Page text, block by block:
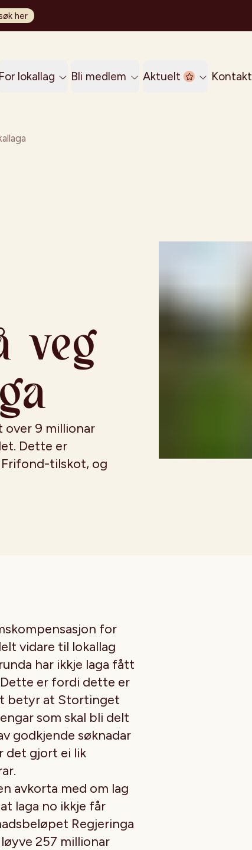
her
For lokallag Bli medlem Aktuelt Kontakt
veg
over 9 millionar
Dette er
tilskot, og
for
vidare til lokallag
har ikkje laga fått
er fordi dette er
betyr at Stortinget
som skal bli delt
godkjende søknadar
det gjort ei lik
avkorta med om lag
laga no ikkje får
Regjeringa
257 millionar